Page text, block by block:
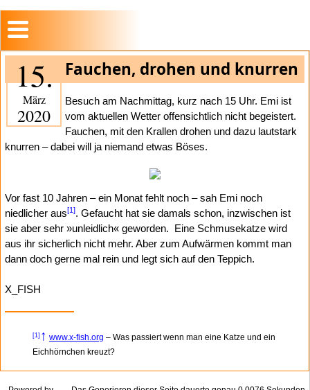
15.
März
2020
Fauchen, drohen und knurren
Besuch am Nachmittag, kurz nach 15 Uhr. Emi ist
vom aktuellen Wetter offensichtlich nicht begeistert.
Fauchen, mit den Krallen drohen und dazu lautstark
knurren – dabei will ja niemand etwas Böses.
Vor fast 10 Jahren – ein Monat fehlt noch – sah Emi noch
niedlicher aus[1]. Gefaucht hat sie damals schon, inzwischen ist
sie aber sehr »unleidlich« geworden. Eine Schmusekatze wird
aus ihr sicherlich nicht mehr. Aber zum Aufwärmen kommt man
dann doch gerne mal rein und legt sich auf den Teppich.
X_FISH
[1] ↑ www.x-fish.org – Was passiert wenn man eine Katze und ein
Eichhörnchen kreuzt?